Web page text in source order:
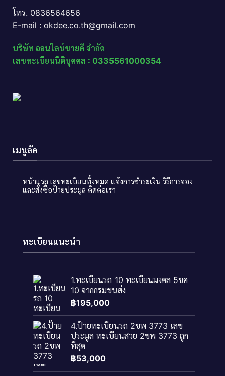
โทร. 0836564656
E-mail : okdee.co.th@gmail.com
บริษัท ออนไลน์ขายดี จำกัด
เลขทะเบียนนิติบุคคล : 0335561000354
เมนูลัด
หน้าแรก เลขทะเบียนทั้งหมด แจ้งการชำระเงิน วิธีการจอง
และสั่งซื้อป้ายประมูล ติดต่อเรา
ทะเบียนแนะนำ
1.ทะเบียนรถ 10 ทะเบียนมงคล 5ขค
10 จากกรมขนส่ง
฿195,000
4.ป้ายทะเบียนรถ 2ขพ 3773 เลข
ประมูล ทะเบียนสวย 2ขพ 3773 ถูก
ที่สุด
฿53,000